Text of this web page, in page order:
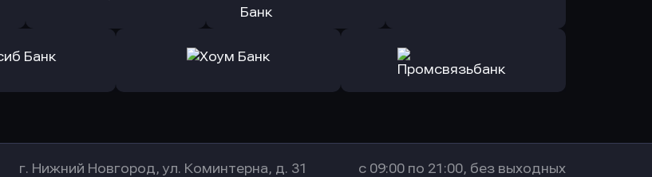
в Банк Авангард
Оправить заявку
в Локо-Банк
г. Нижний Новгород, ул. Коминтерна, д. 31 с 09:00 по 21:00, без выходных